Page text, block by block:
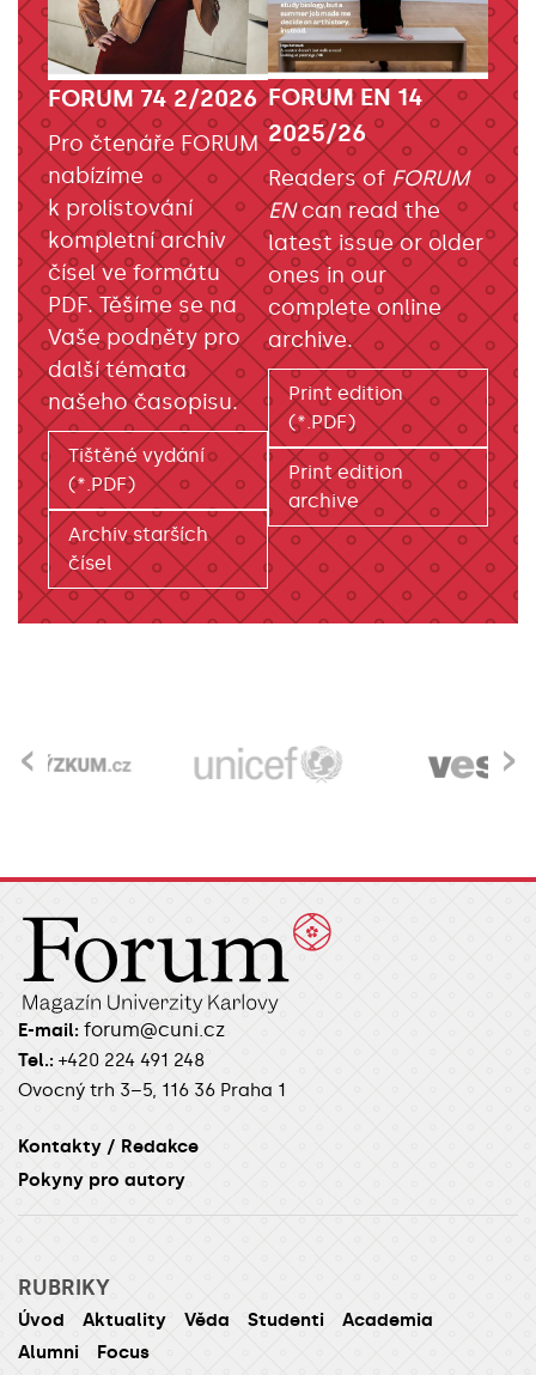
FORUM 74 2/2026
Pro čtenáře FORUM
nabízíme
k prolistování
kompletní archiv
čísel ve formátu
PDF. Těšíme se na
Vaše podněty pro
další témata
našeho časopisu.
Tištěné vydání
(*.PDF)
Archiv starších
čísel
FORUM EN 14
2025/26
Readers of FORUM
ENcan read the
latest issue or older
ones in our
complete online
archive.
Print edition
(*.PDF)
Print edition
archive
›
‹
E-mail: forum@cuni.cz
Tel.: +420 224 491 248
Ovocný trh 3–5, 116 36 Praha 1
Kontakty / Redakce
Pokyny pro autory
RUBRIKY
Úvod Aktuality Věda Studenti
Academia
Alumni
Focus